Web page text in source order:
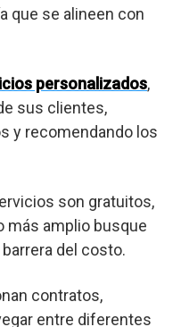
que se alineen con
personalizados,
sus clientes,
y recomendando los
son gratuitos,
más amplio busque
del costo.
contratos,
entre diferentes